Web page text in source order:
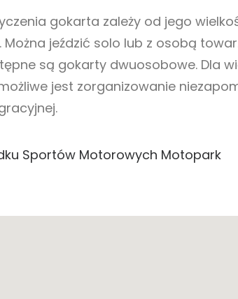
gokarta zależy od jego
Można jeździć solo lub z osobą
są gokarty dwuosobowe. Dla
jest zorganizowanie
Sportów Motorowych Motopark